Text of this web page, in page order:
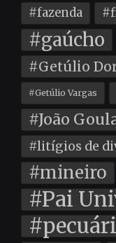
#fazenda
#gaúcho
#Getúlio
#Getúlio Vargas
#João
#litígios de
#mineiro
#Pai